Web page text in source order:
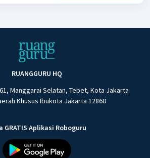
RUANGGURU HQ
Manggarai Selatan, Tebet, Kota Jakarta
Khusus Ibukota Jakarta 12860
GRATIS Aplikasi Roboguru